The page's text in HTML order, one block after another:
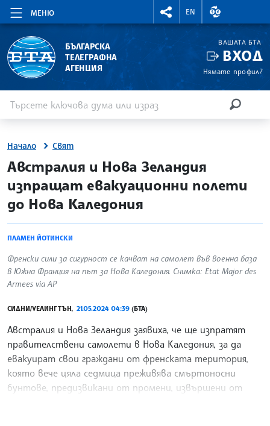
МЕНЮ
RIGHTMENU.SOCIAL
EN
ВАЛУТНИ
БЪЛГАРСКА
ТЕЛЕГРАФНА
АГЕНЦИЯ
ВАШАТА БТА
ВХОД
Нямате профил?
Начало Свят
site.bta
Австралия и Нова Зеландия
изпращат евакуационни полети
до Нова Каледония
ПЛАМЕН ЙОТИНСКИ
Френски сили за сигурност се качват на самолет във военна база
в Южна Франция на път за Нова Каледония. Снимка: Еtat Major des
Armees via AP
СИДНИ/УЕЛИНГТЪН, 21.05.2024 04:39 (БТА)
Австралия и Нова Зеландия заявиха, че ще изпратят
правителствени самолети в Нова Каледония, за да
евакуират свои граждани от френската територия,
която вече цяла седмица преживява смъртоносни
бунтове, предизвикани от промени, извършени от